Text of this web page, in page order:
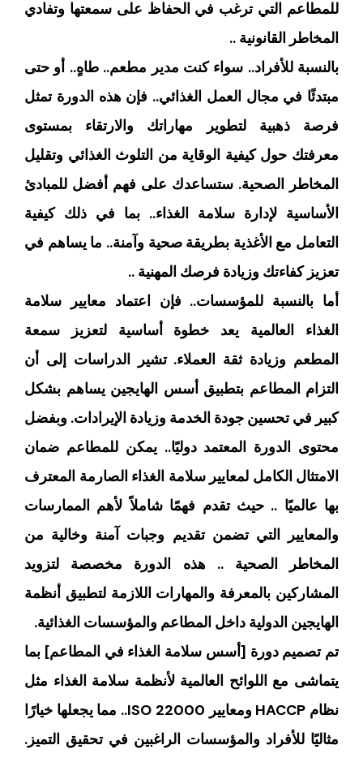
للمطاعم التي ترغب في الحفاظ على سمعتها وتفادي
المخاطر القانونية ..
بالنسبة للأفراد.. سواء كنت مدير مطعم.. طاهٍ.. أو حتى
مبتدئًا في مجال العمل الغذائي.. فإن هذه الدورة تمثل
فرصة ذهبية لتطوير مهاراتك والارتقاء بمستوى
معرفتك حول كيفية الوقاية من التلوث الغذائي وتقليل
المخاطر الصحية. ستساعدك على فهم أفضل للمبادئ
الأساسية لإدارة سلامة الغذاء.. بما في ذلك كيفية
التعامل مع الأغذية بطريقة صحية وآمنة.. ما يساهم في
تعزيز كفاءتك وزيادة فرصك المهنية ..
أما بالنسبة للمؤسسات.. فإن اعتماد معايير سلامة
الغذاء العالمية يعد خطوة أساسية لتعزيز سمعة
المطعم وزيادة ثقة العملاء. تشير الدراسات إلى أن
التزام المطاعم بتطبيق أسس الهايجين يساهم بشكل
كبير في تحسين جودة الخدمة وزيادة الإيرادات. وبفضل
محتوى الدورة المعتمد دوليًا.. يمكن للمطاعم ضمان
الامتثال الكامل لمعايير سلامة الغذاء الصارمة المعترف
بها عالميًا .. حيث تقدم فهمًا شاملاً لأهم الممارسات
والمعايير التي تضمن تقديم وجبات آمنة وخالية من
المخاطر الصحية .. هذه الدورة مخصصة لتزويد
المشاركين بالمعرفة والمهارات اللازمة لتطبيق أنظمة
الهايجين الدولية داخل المطاعم والمؤسسات الغذائية.
تم تصميم دورة [أسس سلامة الغذاء في المطاعم] بما
يتماشى مع اللوائح العالمية لأنظمة سلامة الغذاء مثل
نظام HACCP ومعايير ISO 22000.. مما يجعلها خيارًا
مثاليًا للأفراد والمؤسسات الراغبين في تحقيق التميز.